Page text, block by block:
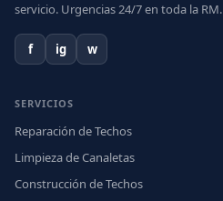
servicio. Urgencias 24/7 en toda la RM.
f ig w
SERVICIOS
Reparación de Techos
Limpieza de Canaletas
Construcción de Techos